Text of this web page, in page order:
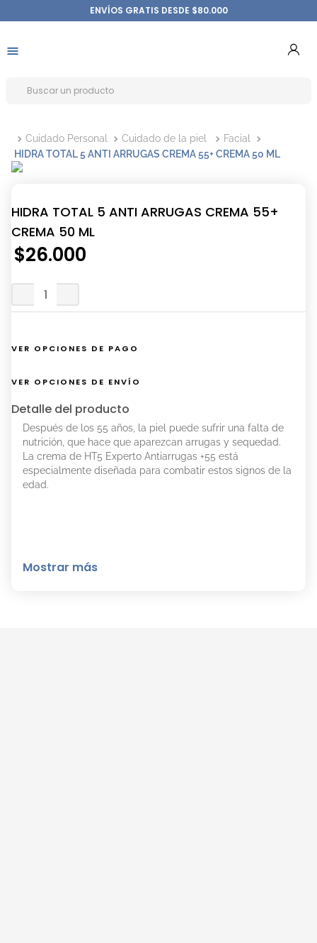
ENVÍOS GRATIS DESDE $80.000
Cuidado Personal Cuidado de la piel
Facial
HIDRA TOTAL 5 ANTI ARRUGAS CREMA 55+ CREMA 50 ML
HIDRA TOTAL 5 ANTI ARRUGAS CREMA 55+
CREMA 50 ML
$26.000
VER OPCIONES DE PAGO
VER OPCIONES DE ENVÍO
Detalle del producto
Después de los 55 años, la piel puede sufrir una falta de
nutrición, que hace que aparezcan arrugas y sequedad.
La crema de HT5 Experto Antiarrugas +55 está
especialmente diseñada para combatir estos signos de la
edad.
Mostrar más